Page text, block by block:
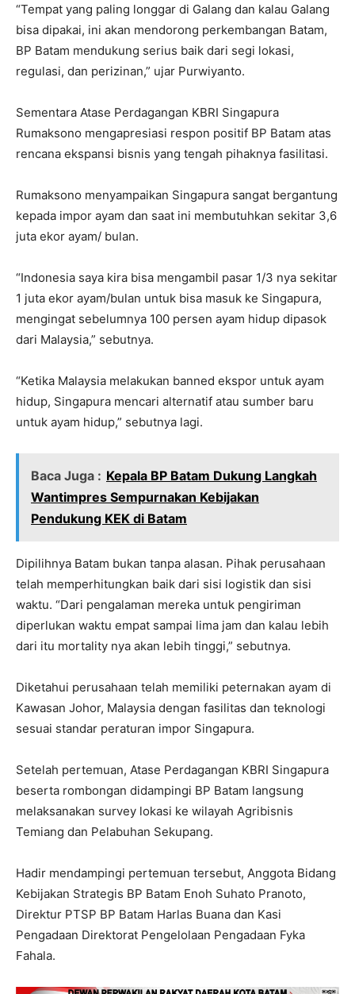
“Tempat yang paling longgar di Galang dan kalau Galang
bisa dipakai, ini akan mendorong perkembangan Batam,
BP Batam mendukung serius baik dari segi lokasi,
regulasi, dan perizinan,” ujar Purwiyanto.
Sementara Atase Perdagangan KBRI Singapura
Rumaksono mengapresiasi respon positif BP Batam atas
rencana ekspansi bisnis yang tengah pihaknya fasilitasi.
Rumaksono menyampaikan Singapura sangat bergantung
kepada impor ayam dan saat ini membutuhkan sekitar 3,6
juta ekor ayam/ bulan.
“Indonesia saya kira bisa mengambil pasar 1/3 nya sekitar
1 juta ekor ayam/bulan untuk bisa masuk ke Singapura,
mengingat sebelumnya 100 persen ayam hidup dipasok
dari Malaysia,” sebutnya.
“Ketika Malaysia melakukan banned ekspor untuk ayam
hidup, Singapura mencari alternatif atau sumber baru
untuk ayam hidup,” sebutnya lagi.
Baca Juga : Kepala BP Batam Dukung Langkah
Wantimpres Sempurnakan Kebijakan
Pendukung KEK di Batam
Dipilihnya Batam bukan tanpa alasan. Pihak perusahaan
telah memperhitungkan baik dari sisi logistik dan sisi
waktu. “Dari pengalaman mereka untuk pengiriman
diperlukan waktu empat sampai lima jam dan kalau lebih
dari itu mortality nya akan lebih tinggi,” sebutnya.
Diketahui perusahaan telah memiliki peternakan ayam di
Kawasan Johor, Malaysia dengan fasilitas dan teknologi
sesuai standar peraturan impor Singapura.
Setelah pertemuan, Atase Perdagangan KBRI Singapura
beserta rombongan didampingi BP Batam langsung
melaksanakan survey lokasi ke wilayah Agribisnis
Temiang dan Pelabuhan Sekupang.
Hadir mendampingi pertemuan tersebut, Anggota Bidang
Kebijakan Strategis BP Batam Enoh Suhato Pranoto,
Direktur PTSP BP Batam Harlas Buana dan Kasi
Pengadaan Direktorat Pengelolaan Pengadaan Fyka
Fahala.